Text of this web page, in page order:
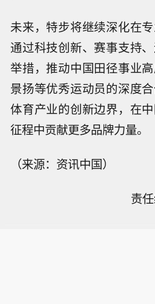
未来，特步将继续深化在
通过科技创新、赛事支持
举措，推动中国田径事业
景扬等优秀运动员的深度
体育产业的创新边界，在
征程中贡献更多品牌力量。
（来源：资讯中国）
责